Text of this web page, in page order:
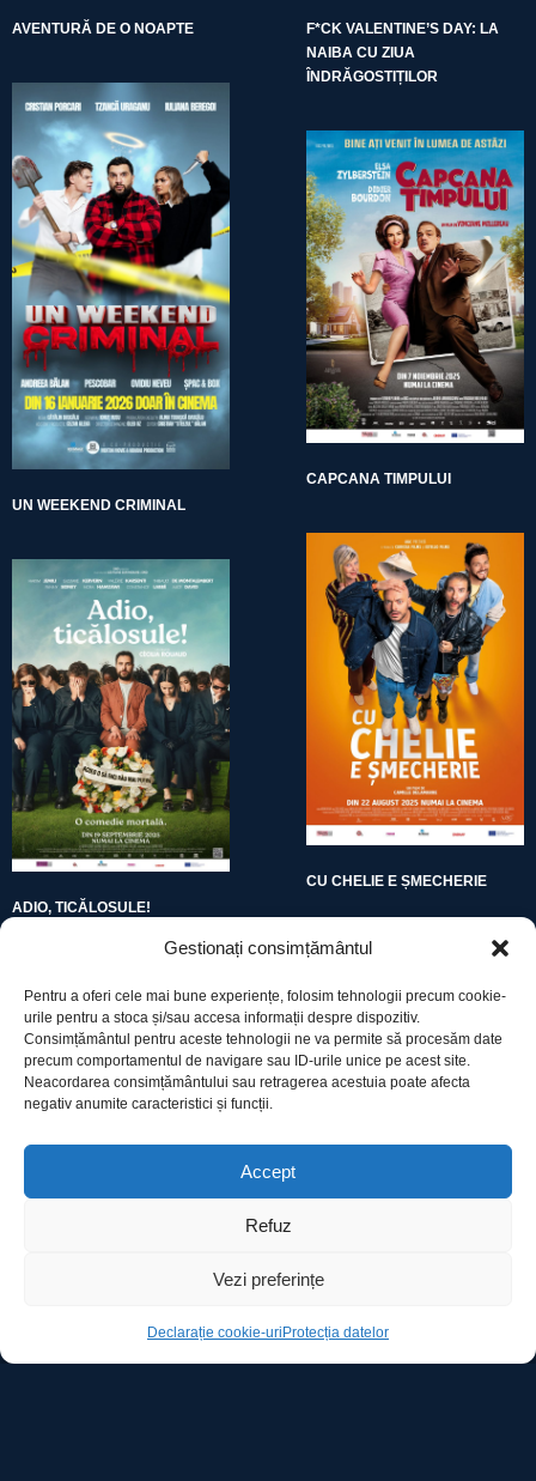
Gestionați consimțământul
Pentru a oferi cele mai bune experiențe, folosim tehnologii precum cookie-
urile pentru a stoca și/sau accesa informații despre dispozitiv.
Consimțământul pentru aceste tehnologii ne va permite să procesăm date
precum comportamentul de navigare sau ID-urile unice pe acest site.
Neacordarea consimțământului sau retragerea acestuia poate afecta
negativ anumite caracteristici și funcții.
Accept
Refuz
Vezi preferințe
Declarație cookie-uri Protecția datelor
AVENTURĂ DE O NOAPTE
F*CK VALENTINE’S DAY: LA
NAIBA CU ZIUA
ÎNDRĂGOSTIȚILOR
UN WEEKEND CRIMINAL
CAPCANA TIMPULUI
ADIO, TICĂLOSULE!
CU CHELIE E ȘMECHERIE
Utile
Declarație cookie-uri
Contact
Ro Image SRL
Strada Mihai Eminescu, nr. 142, et.7, ap. 23,